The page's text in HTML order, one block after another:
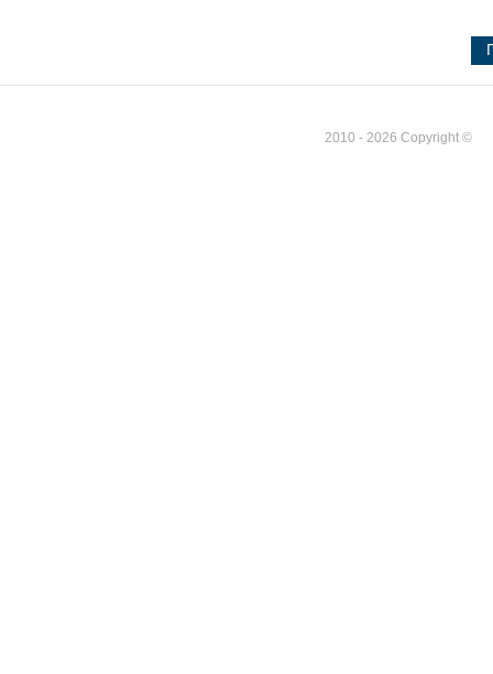
2010 - 2026 Copyright ©